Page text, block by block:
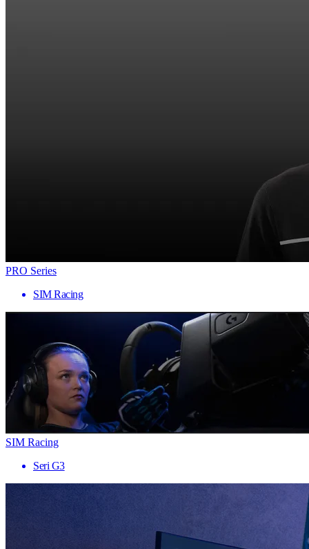
PRO Series
SIM Racing
SIM Racing
Seri G3